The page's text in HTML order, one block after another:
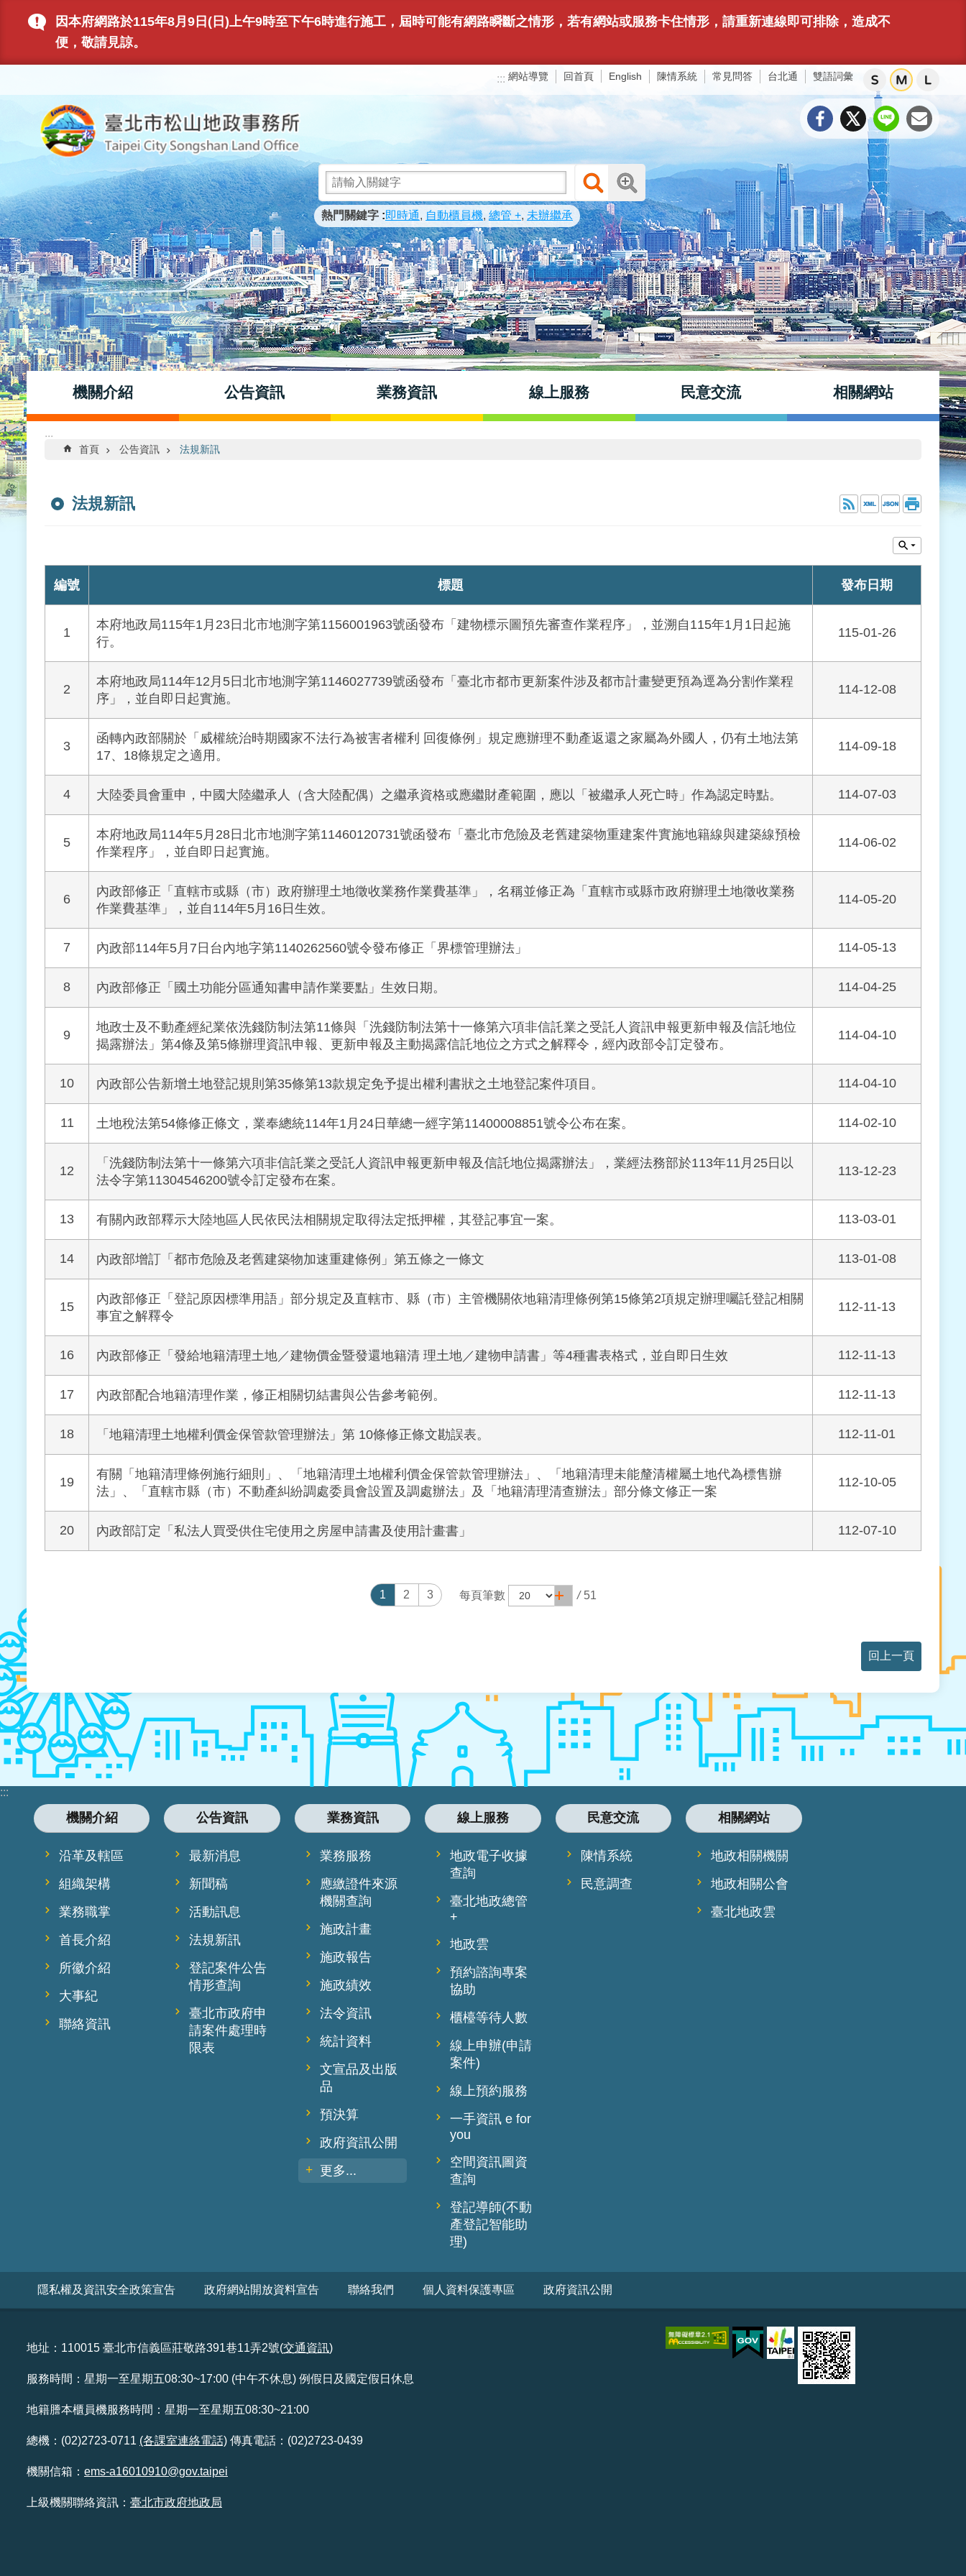
跳到主要內容區塊
因本府網路於115年8月9日(日)上午9時至下午6時進行施工，屆時可能有網路瞬斷之情形，若有網站或服務卡住情形，請重新連線即可排除，造成不
便，敬請見諒。
::: 網站導覽 回首頁 English 陳情系統 常見問答 台北通 雙語詞彙
熱門關鍵字 即時通 自動櫃員機 總管 + 未辦繼承
機關介紹 公告資訊 業務資訊 線上服務 民意交流 相關網站
:::
首頁 公告資訊 法規新訊
法規新訊
編號 標題 發布日期
1
本府地政局115年1月23日北市地測字第1156001963號函發布「建物標示圖預先審查作業程序」，並溯自115年1月1日起施
行。
115-01-26
2
本府地政局114年12月5日北市地測字第1146027739號函發布「臺北市都市更新案件涉及都市計畫變更預為逕為分割作業程
序」，並自即日起實施。
114-12-08
3
函轉內政部關於「威權統治時期國家不法行為被害者權利 回復條例」規定應辦理不動產返還之家屬為外國人，仍有土地法第
17、18條規定之適用。
114-09-18
4 大陸委員會重申，中國大陸繼承人（含大陸配偶）之繼承資格或應繼財產範圍，應以「被繼承人死亡時」作為認定時點。 114-07-03
5
本府地政局114年5月28日北市地測字第11460120731號函發布「臺北市危險及老舊建築物重建案件實施地籍線與建築線預檢
作業程序」，並自即日起實施。
114-06-02
6
內政部修正「直轄市或縣（市）政府辦理土地徵收業務作業費基準」，名稱並修正為「直轄市或縣市政府辦理土地徵收業務
作業費基準」，並自114年5月16日生效。
114-05-20
7 內政部114年5月7日台內地字第1140262560號令發布修正「界標管理辦法」 114-05-13
8 內政部修正「國土功能分區通知書申請作業要點」生效日期。 114-04-25
9
地政士及不動產經紀業依洗錢防制法第11條與「洗錢防制法第十一條第六項非信託業之受託人資訊申報更新申報及信託地位
揭露辦法」第4條及第5條辦理資訊申報、更新申報及主動揭露信託地位之方式之解釋令，經內政部令訂定發布。
114-04-10
10 內政部公告新增土地登記規則第35條第13款規定免予提出權利書狀之土地登記案件項目。 114-04-10
11 土地稅法第54條修正條文，業奉總統114年1月24日華總一經字第11400008851號令公布在案。 114-02-10
12
「洗錢防制法第十一條第六項非信託業之受託人資訊申報更新申報及信託地位揭露辦法」，業經法務部於113年11月25日以
法令字第11304546200號令訂定發布在案。
113-12-23
13 有關內政部釋示大陸地區人民依民法相關規定取得法定抵押權，其登記事宜一案。 113-03-01
14 內政部增訂「都市危險及老舊建築物加速重建條例」第五條之一條文 113-01-08
15
內政部修正「登記原因標準用語」部分規定及直轄市、縣（市）主管機關依地籍清理條例第15條第2項規定辦理囑託登記相關
事宜之解釋令
112-11-13
16 內政部修正「發給地籍清理土地／建物價金暨發還地籍清 理土地／建物申請書」等4種書表格式，並自即日生效 112-11-13
17 內政部配合地籍清理作業，修正相關切結書與公告參考範例。 112-11-13
18 「地籍清理土地權利價金保管款管理辦法」第 10條修正條文勘誤表。 112-11-01
19
有關「地籍清理條例施行細則」、「地籍清理土地權利價金保管款管理辦法」、「地籍清理未能釐清權屬土地代為標售辦
法」、「直轄市縣（市）不動產糾紛調處委員會設置及調處辦法」及「地籍清理清查辦法」部分條文修正一案
112-10-05
20 內政部訂定「私法人買受供住宅使用之房屋申請書及使用計畫書」 112-07-10
1 2 3 每頁筆數 / 51
回上一頁
:::
機關介紹
沿革及轄區
組織架構
業務職掌
首長介紹
所徽介紹
大事紀
聯絡資訊
公告資訊
最新消息
新聞稿
活動訊息
法規新訊
登記案件公告
情形查詢
臺北市政府申
請案件處理時
限表
業務資訊
業務服務
應繳證件來源
機關查詢
施政計畫
施政報告
施政績效
法令資訊
統計資料
文宣品及出版
品
預決算
政府資訊公開
更多...
線上服務
地政電子收據
查詢
臺北地政總管
+
地政雲
預約諮詢專案
協助
櫃檯等待人數
線上申辦(申請
案件)
線上預約服務
一手資訊 e for
you
空間資訊圖資
查詢
登記導師(不動
產登記智能助
理)
民意交流
陳情系統
民意調查
相關網站
地政相關機關
地政相關公會
臺北地政雲
隱私權及資訊安全政策宣告 政府網站開放資料宣告 聯絡我們 個人資料保護專區 政府資訊公開
地址：110015 臺北市信義區莊敬路391巷11弄2號(交通資訊)
服務時間：星期一至星期五08:30~17:00 (中午不休息) 例假日及國定假日休息
地籍謄本櫃員機服務時間：星期一至星期五08:30~21:00
總機：(02)2723-0711 (各課室連絡電話) 傳真電話：(02)2723-0439
機關信箱： ems-a16010910@gov.taipei
上級機關聯絡資訊： 臺北市政府地政局